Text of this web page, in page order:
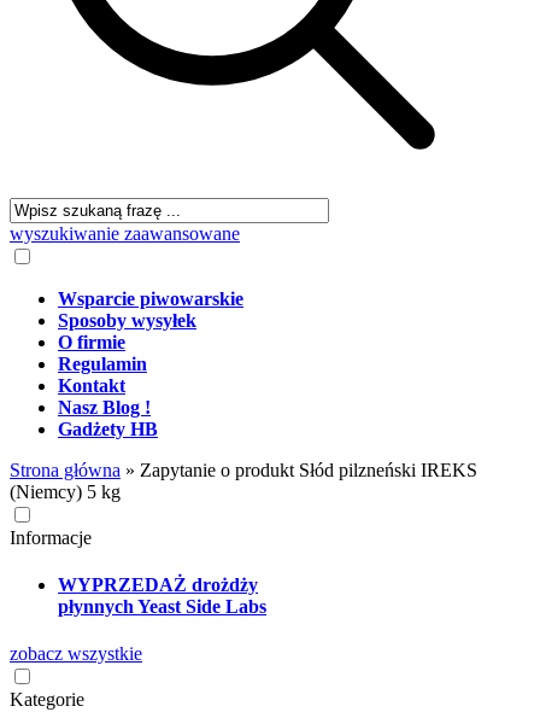
wyszukiwanie zaawansowane
Wsparcie piwowarskie
Sposoby wysyłek
O firmie
Regulamin
Kontakt
Nasz Blog !
Gadżety HB
Strona główna » Zapytanie o produkt Słód pilzneński IREKS
(Niemcy) 5 kg
Informacje
WYPRZEDAŻ drożdży
płynnych Yeast Side Labs
zobacz wszystkie
Kategorie